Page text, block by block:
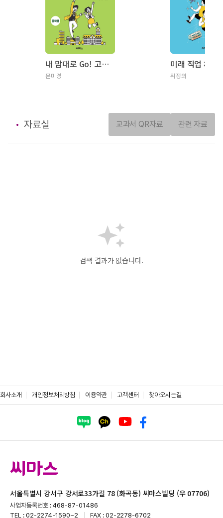
내 맘대로 Go! 고교학점제 워크북
문미경 위정의
자료실 교과서 QR자료 관련 자료
검색 결과가 없습니다.
회사소개 개인정보처리방침 이용약관 고객센터 찾아오시는길
서울특별시 강서구 강서로33가길 78 (화곡동) 씨마스빌딩 (우 07706)
사업자등록번호 : 468-87-01486
TEL : 02-2274-1590~2
FAX : 02-2278-6702